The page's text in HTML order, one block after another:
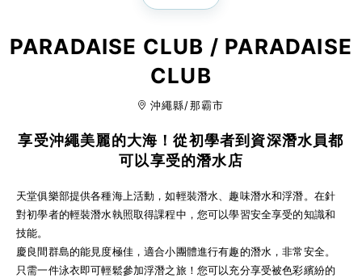
PARADAISE CLUB / PARADAISE
CLUB
沖繩縣/那霸市
享受沖繩美麗的大海！從初學者到資深潛水員都
可以享受的潛水店
天堂俱樂部提供各種海上活動，如輕裝潛水、趣味潛水和浮潛。在針
對初學者的輕裝潛水執照取得課程中，您可以學習安全享受的知識和
技能。
慶良間群島的能見度極佳，適合小團體進行有趣的潛水，非常安全。
只需一件泳衣即可輕鬆參加浮潛之旅！您可以充分享受被色彩繽紛的